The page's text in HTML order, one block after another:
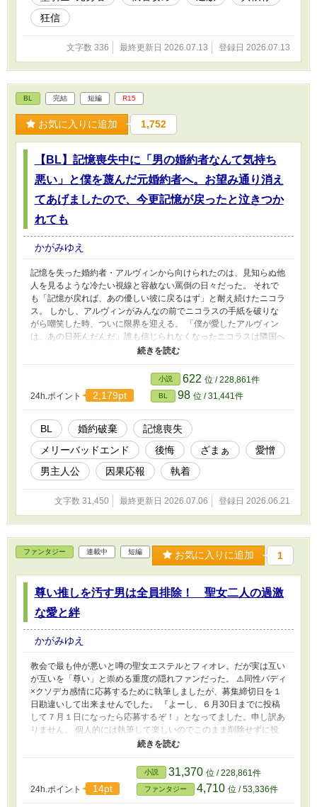
狂信
文字数 336 最終更新日 2026.07.13 登録日 2026.07.13
BL 完結 短編 R15
お気に入りに追加 1,752
​【BL】記憶喪失中に「男の婚約者なんて気持ち
悪い」と僕を蔑んだ元婚約者へ。お望み通り消え
てあげましたので、今更記憶が戻ったと泣きつか
れても
かがみゆえ
記憶を失った婚約者・アルヴィンから向けられたのは、見知らぬ他
人を見るような冷たい視線と容赦ない罵倒の日々だった。 それで
も「記憶が戻れば、あの優しい彼に戻るはず」と耐え続けたニコラ
ス。 しかし、アルヴィンがみんなの前でニコラスの手紙を破りな
がら嘲笑した時、ついに限界を迎える。 「僕が愛したアルヴィン
は、あの日死んだんだ」 ​誰も信じられなくなったニコラスは隣国へ
留学することになった。 留学先で過去を乗り越え、新しい幸福を
が現れるが、すでにニコラスの心には少しの情も残ってなくて
24h.ポイント
2,179pt
小説 622 位 / 228,861件
BL 98 位 / 31,441件
BL 婚約破棄
記憶喪失
メリーバッドエンド
後悔 ざまぁ
愛憎
男主人公
因果応報 執着
文字数 31,450 最終更新日 2026.07.06 登録日 2026.06.21
ファンタジー 連載中 短編 お気に入りに追加 1
尊い推しを汚す男は全員排除！ 聖女二人の過激
な愛と絆
かがみゆえ
教会で最も仲が悪いと噂の聖女エステルとフィオレ。だが実は互い
が互いを「尊い」と崇める重度の隠れファンだった。 ⚠️同性バディ
×クソデカ感情に応募するために執筆しましたが、募集締切日を１
日勘違いして出来ませんでした。 『よーし、６月30日までに投稿
して７月１日になったら応募するぞ！』となってました。申し訳あ
りません。 個人的には執筆して楽しいのでこのまま削除せずに投
稿していきます。 １話目は誤字脱字が多かったので、削除しまし
24h.ポイント 14pt
小説 31,370 位 / 228,861件
ファンタジー 4,710 位 / 53,336件